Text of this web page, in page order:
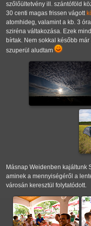
szőlőültetvény ill. szántóföld
30 centi magas frissen vágott
atomhideg, valamint a kb. 3
sziréna váltakozása. Ezek
bírtak. Nem sokkal később
szuperül aludtam
Másnap Weidenben kajáltunk
aminek a mennyiségéről a
városán keresztül folytatódott.